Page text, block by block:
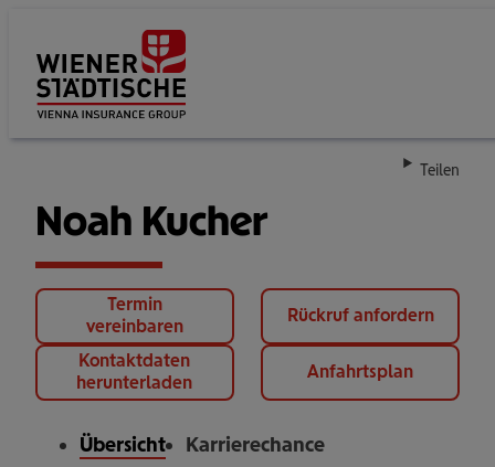
Teilen
Noah Kucher
Termin
vereinbaren
Rückruf anfordern
Kontaktdaten
herunterladen
Anfahrtsplan
Übersicht Karrierechance